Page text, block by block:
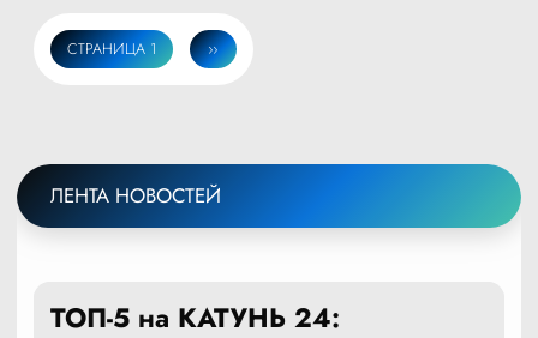
Нумерация
СТРАНИЦА 1
СЛЕДУЮЩАЯ
СТРАНИЦА
››
ЛЕНТА НОВОСТЕЙ
ТОП-5 на КАТУНЬ 24: